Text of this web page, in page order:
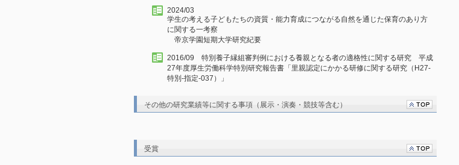
2024/03
学生の考える子どもたちの資質・能力育成につながる自然を通じた保育のあり方
に関する一考察
帝京学園短期大学研究紀要
2016/09 特別養子縁組審判例における養親となる者の適格性に関する研究 平成
27年度厚生労働科学特別研究報告書「里親認定にかかる研修に関する研究（H27-
特別-指定-037）」
その他の研究業績等に関する事項（展示・演奏・競技等含む）
受賞